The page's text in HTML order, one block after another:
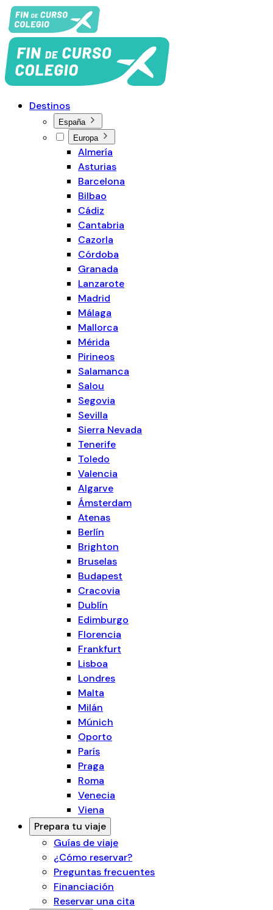
Destinos
España
Europa
Almería
Asturias
Barcelona
Bilbao
Cádiz
Cantabria
Cazorla
Córdoba
Granada
Lanzarote
Madrid
Málaga
Mallorca
Mérida
Pirineos
Salamanca
Salou
Segovia
Sevilla
Sierra Nevada
Tenerife
Toledo
Valencia
Algarve
Ámsterdam
Atenas
Berlín
Brighton
Bruselas
Budapest
Cracovia
Dublín
Edimburgo
Florencia
Frankfurt
Lisboa
Londres
Malta
Milán
Múnich
Oporto
París
Praga
Roma
Venecia
Viena
Prepara tu viaje
Guías de viaje
¿Cómo reservar?
Preguntas frecuentes
Financiación
Reservar una cita